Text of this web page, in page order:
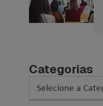
Categorias